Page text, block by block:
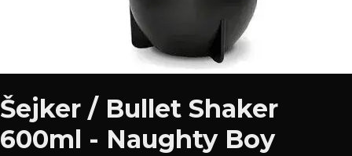
Šejker / Bullet Shaker
600ml - Naughty Boy